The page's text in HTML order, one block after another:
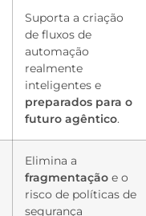
Suporta a criação
de fluxos de
automação
realmente
inteligentes e
preparados para o
futuro agêntico.
Elimina a
fragmentação e o
risco de políticas de
segurança